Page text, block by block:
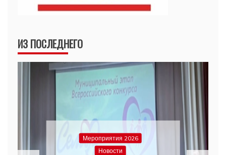
ИЗ ПОСЛЕДНЕГО
Мероприятия 2026
Новости